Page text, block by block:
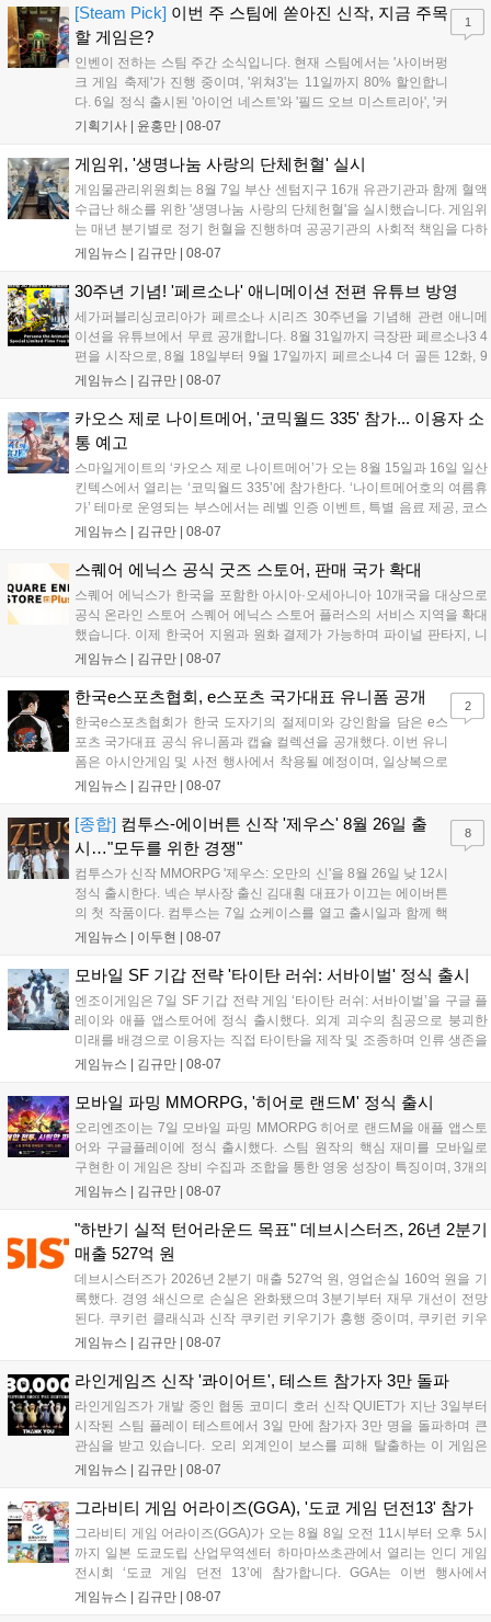
'마블 투혼: 파이팅 소울즈'와 레트로 수리 시뮬레이션 '리스토
리'도 스팀에 정식 출시되었습니다....
[Steam Pick] 이번 주 스팀에 쏟아진 신작, 지금 주목
할 게임은?
인벤이 전하는 스팀 주간 소식입니다. 현재 스팀에서는 '사이버펑
크 게임 축제'가 진행 중이며, '위쳐3'는 11일까지 80% 할인합니
다. 6일 정식 출시된 '아이언 네스트'와 '필드 오브 미스트리아', '커
세어 코브'가 호평받고 있습니다. 한편, 7일 출시된 '마블 투혼'은
다. 유비소프트의 '고스트리콘: 와일드랜드'는 7년 만의 대규모 업
기획기사 | 윤홍만 | 08-07
1
게임위, '생명나눔 사랑의 단체헌혈' 실시
게임물관리위원회는 8월 7일 부산 센텀지구 16개 유관기관과 함께 혈액
수급난 해소를 위한 '생명나눔 사랑의 단체헌혈'을 실시했습니다. 게임위
는 매년 분기별로 정기 헌혈을 진행하며 공공기관의 사회적 책임을 다하
고 있으며, 이번 행사에는 영화진흥위원회 등 14개 기관 임직원이 동참
따뜻한 실천에 참여한 모든 임직원에게 감사의 뜻을 전하며 헌혈 문화
게임뉴스 | 김규만 | 08-07
30주년 기념! '페르소나' 애니메이션 전편 유튜브 방영
세가퍼블리싱코리아가 페르소나 시리즈 30주년을 기념해 관련 애니메
이션을 유튜브에서 무료 공개합니다. 8월 31일까지 극장판 페르소나3 4
편을 시작으로, 8월 18일부터 9월 17일까지 페르소나4 더 골든 12화, 9
월 15일부터 10월 14일까지 페르소나5 시리즈가 순차 공개됩니다. 또한
영상 및 대형 전광판에 소개될 예정입니다....
게임뉴스 | 김규만 | 08-07
카오스 제로 나이트메어, '코믹월드 335' 참가... 이용자 소
통 예고
스마일게이트의 ‘카오스 제로 나이트메어’가 오는 8월 15일과 16일 일산
킨텍스에서 열리는 ‘코믹월드 335’에 참가한다. ‘나이트메어호의 여름휴
가’ 테마로 운영되는 부스에서는 레벨 인증 이벤트, 특별 음료 제공, 코스
프레 모델 포토존 등 다채로운 행사가 진행된다. 유명 코스어 7인이 캐릭
세한 정보는 공식 커뮤니티에서 확인 가능하다....
게임뉴스 | 김규만 | 08-07
스퀘어 에닉스 공식 굿즈 스토어, 판매 국가 확대
스퀘어 에닉스가 한국을 포함한 아시아·오세아니아 10개국을 대상으로
공식 온라인 스토어 스퀘어 에닉스 스토어 플러스의 서비스 지역을 확대
했습니다. 이제 한국어 지원과 원화 결제가 가능하며 파이널 판타지, 니
어 등 주요 게임의 피규어, 굿즈를 구매할 수 있습니다. 신상품이 순차적
용 가능합니다....
게임뉴스 | 김규만 | 08-07
한국e스포츠협회, e스포츠 국가대표 유니폼 공개
한국e스포츠협회가 한국 도자기의 절제미와 강인함을 담은 e스
포츠 국가대표 공식 유니폼과 캡슐 컬렉션을 공개했다. 이번 유니
폼은 아시안게임 및 사전 행사에서 착용될 예정이며, 일상복으로
구성된 컬렉션은 오는 8월 28일부터 골스튜디오 공식 홈페이지
서는 대회 규정에 따라 별도의 유니폼을 착용할 계획이다....
게임뉴스 | 김규만 | 08-07
2
[종합] 컴투스-에이버튼 신작 '제우스' 8월 26일 출
시…"모두를 위한 경쟁"
컴투스가 신작 MMORPG '제우스: 오만의 신'을 8월 26일 낮 12시
정식 출시한다. 넥슨 부사장 출신 김대훤 대표가 이끄는 에이버튼
의 첫 작품이다. 컴투스는 7일 쇼케이스를 열고 출시일과 함께 핵
심 콘텐츠, 유료화 정책, 운영 방향을 공개했다. 캐릭터명 선점은
의 오만으로 균열이...
게임뉴스 | 이두현 | 08-07
8
모바일 SF 기갑 전략 '타이탄 러쉬: 서바이벌' 정식 출시
엔조이게임은 7일 SF 기갑 전략 게임 ‘타이탄 러쉬: 서바이벌’을 구글 플
레이와 애플 앱스토어에 정식 출시했다. 외계 괴수의 침공으로 붕괴한
미래를 배경으로 이용자는 직접 타이탄을 제작 및 조종하며 인류 생존을
위한 전투를 펼친다. 지휘관 모집, 피난처 운영, 연맹 협동 콘텐츠가 특징
지원 보상을 제공한다. 상세 내용은 공식 커뮤니티에서 확인 가능하다....
게임뉴스 | 김규만 | 08-07
모바일 파밍 MMORPG, '히어로 랜드M' 정식 출시
오리엔조이는 7일 모바일 파밍 MMORPG 히어로 랜드M을 애플 앱스토
어와 구글플레이에 정식 출시했다. 스팀 원작의 핵심 재미를 모바일로
구현한 이 게임은 장비 수집과 조합을 통한 영웅 성장이 특징이며, 3개의
무기 스킬을 활용한 전략적 전투와 길드전 등 다양한 콘텐츠를 제공한
혜택을 지급하며, 상세 내용은 공식 라운지에서 확인할 수 있다. 이용자
는 게임 접속 및 주요 콘텐츠 플레이를 통해 성장을 지원받을 수 있다....
게임뉴스 | 김규만 | 08-07
"하반기 실적 턴어라운드 목표" 데브시스터즈, 26년 2분기
매출 527억 원
데브시스터즈가 2026년 2분기 매출 527억 원, 영업손실 160억 원을 기
록했다. 경영 쇄신으로 손실은 완화됐으며 3분기부터 재무 개선이 전망
된다. 쿠키런 클래식과 신작 쿠키런 키우기가 흥행 중이며, 쿠키런 키우
기는 13일 첫 업데이트를 시작으로 2주 간격의 콘텐츠를 제공한다. 또한
이다. 회사는 비용 효율화와 신작 흥행을 통해 하반기 실적 턴어라운드
게임뉴스 | 김규만 | 08-07
라인게임즈 신작 '콰이어트', 테스트 참가자 3만 돌파
라인게임즈가 개발 중인 협동 코미디 호러 신작 QUIET가 지난 3일부터
시작된 스팀 플레이 테스트에서 3일 만에 참가자 3만 명을 돌파하며 큰
관심을 받고 있습니다. 오리 외계인이 보스를 피해 탈출하는 이 게임은
최대 4인 협동을 지원하며, 소음 관리와 물리 법칙을 활용한 전략적 플레
을 개선 중이며, 상세 정보는 스팀 페이지에서 확인 가능합니다....
게임뉴스 | 김규만 | 08-07
그라비티 게임 어라이즈(GGA), '도쿄 게임 던전13' 참가
그라비티 게임 어라이즈(GGA)가 오는 8월 8일 오전 11시부터 오후 5시
까지 일본 도쿄도립 산업무역센터 하마마쓰초관에서 열리는 인디 게임
전시회 ‘도쿄 게임 던전 13’에 참가합니다. GGA는 이번 행사에서
‘JALECO ARCADE COLLECTION’ 시리즈의 미공개 작품 12종을 최초
게임뉴스 | 김규만 | 08-07